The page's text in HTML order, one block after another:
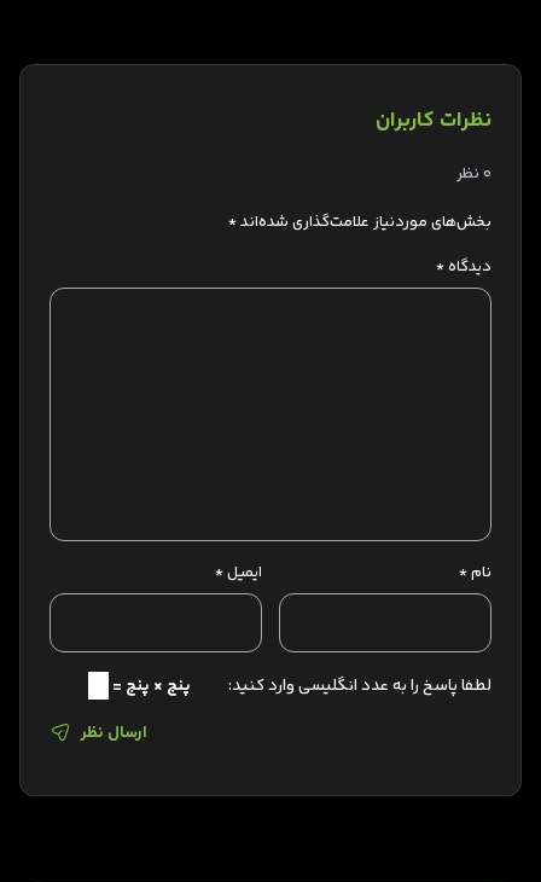
نظرات کاربران
0 نظر
بخش‌های موردنیاز علامت‌گذاری شده‌اند*
دیدگاه*
نام* ایمیل*
لطفا پاسخ را به عدد انگلیسی وارد کنید:
پنج × پنج =
ارسال نظر